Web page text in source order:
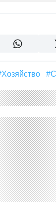
#Хозяйство